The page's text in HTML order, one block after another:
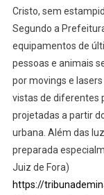
Cristo, sem
Segundo a
equipamentos de
pessoas e animais
por movings e
vistas de diferentes
projetadas a partir
urbana. Além das
preparada
Juiz de Fora)
https://